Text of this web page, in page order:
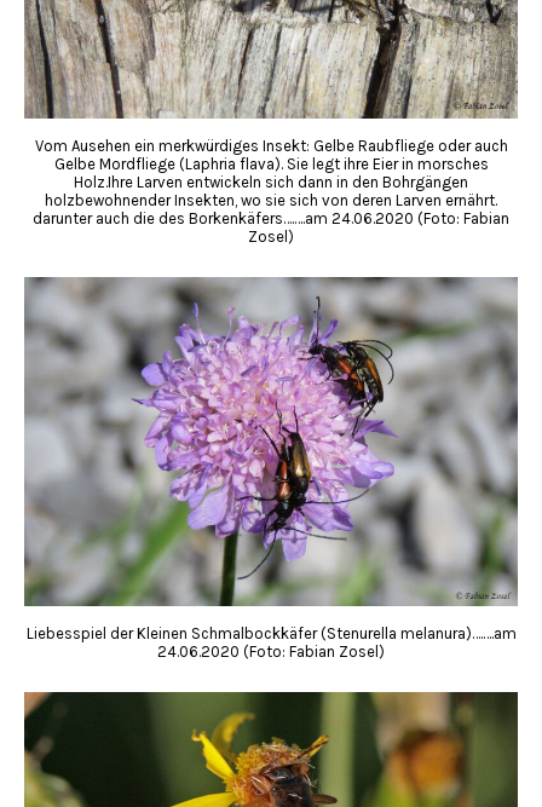
Vom Ausehen ein merkwürdiges Insekt: Gelbe Raubfliege oder auch
Gelbe Mordfliege (Laphria flava). Sie legt ihre Eier in morsches
Holz.Ihre Larven entwickeln sich dann in den Bohrgängen
holzbewohnender Insekten, wo sie sich von deren Larven ernährt.
darunter auch die des Borkenkäfers….….am 24.06.2020 (Foto: Fabian
Zosel)
Liebesspiel der Kleinen Schmalbockkäfer (Stenurella melanura)….….am
24.06.2020 (Foto: Fabian Zosel)